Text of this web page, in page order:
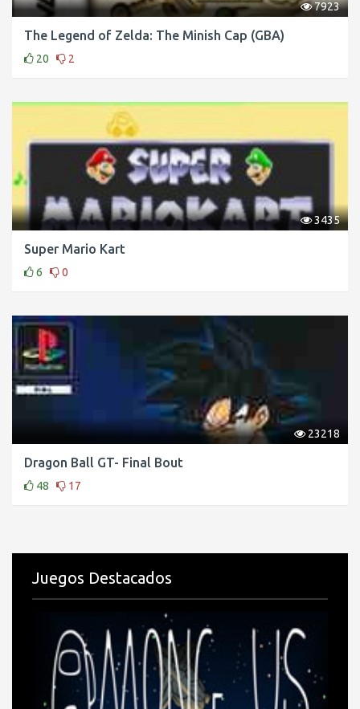
7923
The Legend of Zelda: The Minish Cap (GBA)
20 2
3435
Super Mario Kart
6 0
23218
Dragon Ball GT- Final Bout
48 17
Juegos Destacados